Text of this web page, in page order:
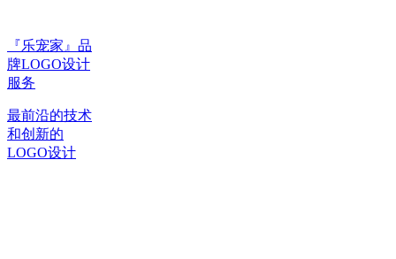
『乐宠家』品
牌LOGO设计
服务
最前沿的技术
和创新的
LOGO设计